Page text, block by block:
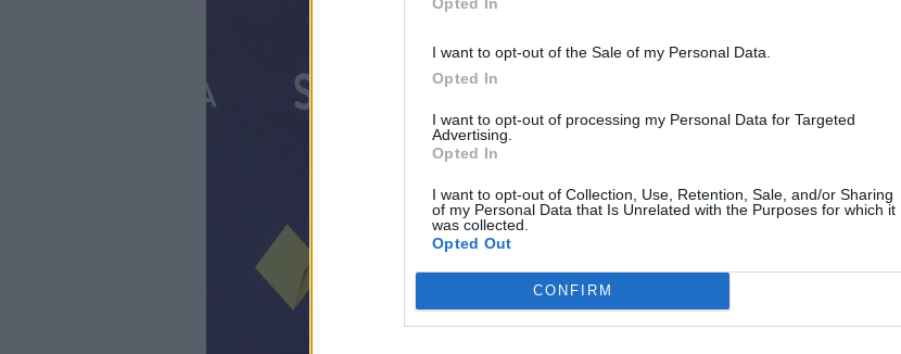
I want to opt-out of the Sale of my Personal Data.
Opted In
I want to opt-out of processing my Personal Data for Targeted
Advertising.
Opted In
I want to opt-out of Collection, Use, Retention, Sale, and/or Sharing
of my Personal Data that Is Unrelated with the Purposes for which it
was collected.
Opted Out
CONFIRM